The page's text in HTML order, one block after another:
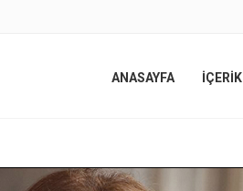
ANASAYFA İÇERİK